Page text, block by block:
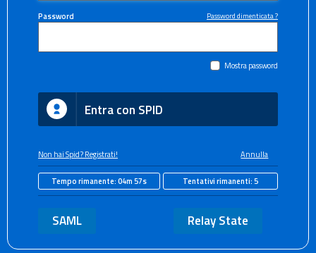
Password Password dimenticata ?
Mostra password
Entra con SPID
Non hai Spid? Registrati! Annulla
Tempo rimanente:04m 56s Tentativi rimanenti:5
SAML Relay State